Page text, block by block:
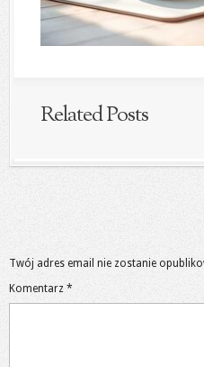
Related Posts
Twój adres email nie zostanie
Komentarz *